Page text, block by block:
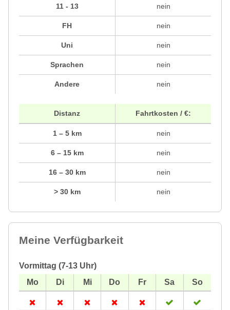
11 - 13
FH
Uni
Sprachen
Andere
nein
nein
nein
nein
nein
Distanz
1 – 5 km
6 – 15 km
16 – 30 km
> 30 km
Fahrtkosten / €:
nein
nein
nein
nein
Meine Verfügbarkeit
Vormittag (7-13 Uhr)